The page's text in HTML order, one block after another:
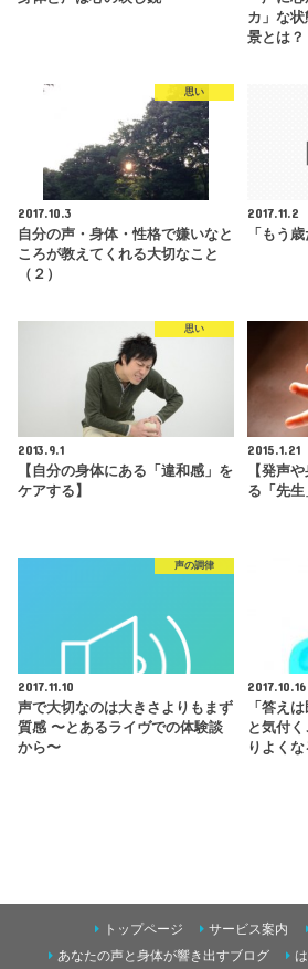
カ」な
景とは？
思い
2017.10.3
自分の声・身体・性格で嫌いなと
ころが教えてくれる大切なこと
（２）
2017.11.2
「もう
思い
2013.9.1
【自分の身体にある「違和感」を
ケアする】
2015.1.21
【発声
る「先生
声の調律
2017.11.10
声で大切なのは大きさよりもまず
質感 〜とあるライヴでの体験談
から〜
2017.10.16
「答え
と気付
りよくな
トップページ サービス案内
あなたの声と身体が響き出すブログ